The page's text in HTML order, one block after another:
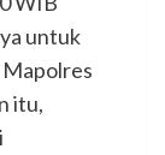
untuk
Mapolres
itu,